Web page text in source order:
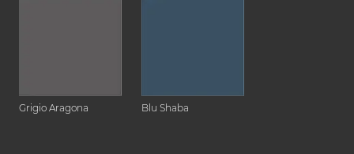
Grigio Aragona Blu Shaba